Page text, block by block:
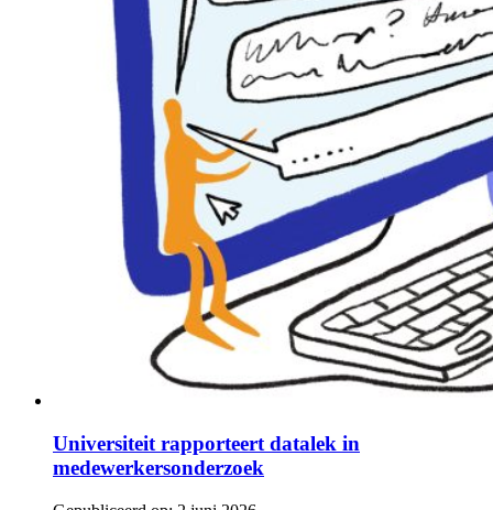
Universiteit rapporteert datalek in
medewerkersonderzoek